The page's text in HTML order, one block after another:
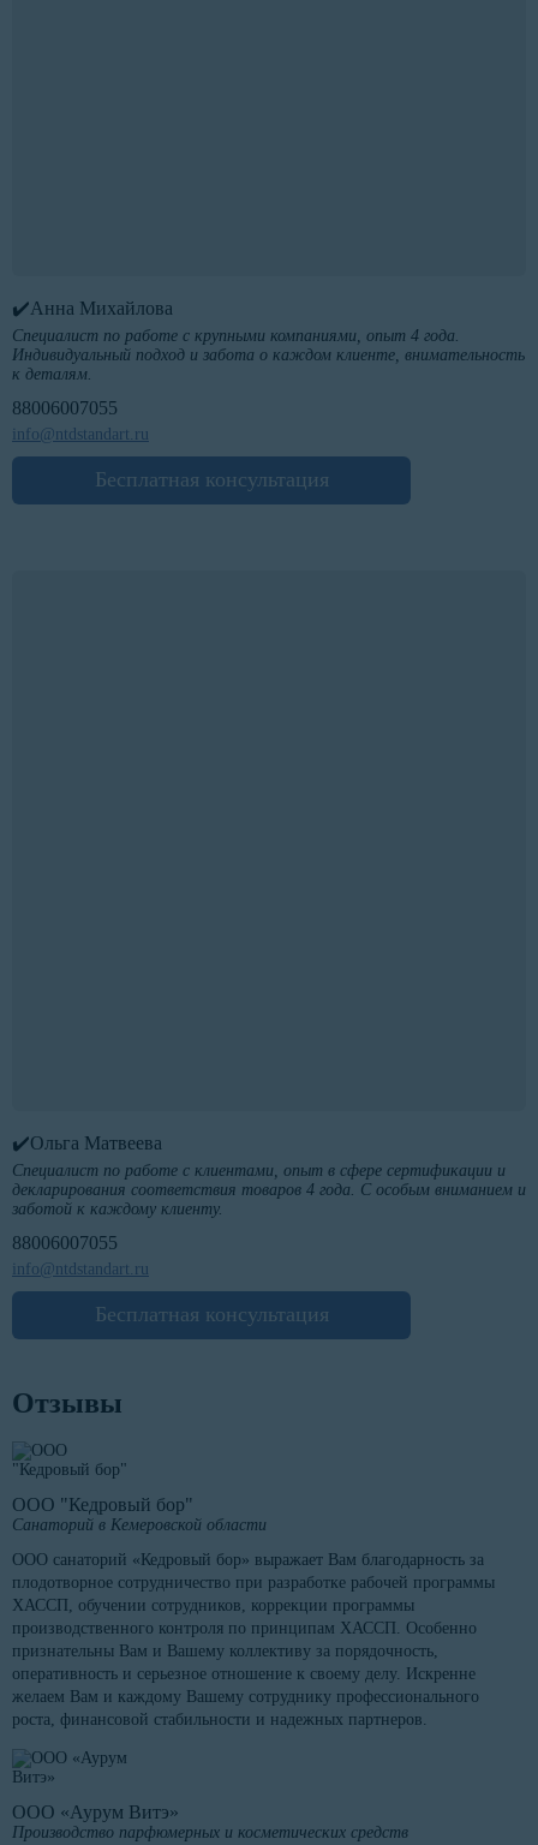
✔️Анна Михайлова
Специалист по работе с крупными компаниями, опыт 4 года.
Индивидуальный подход и забота о каждом клиенте, внимательность
к деталям.
88006007055
info@ntdstandart.ru
Бесплатная консультация
✔️Ольга Матвеева
Специалист по работе с клиентами, опыт в сфере сертификации и
декларирования соответствия товаров 4 года. С особым вниманием и
заботой к каждому клиенту.
88006007055
info@ntdstandart.ru
Бесплатная консультация
Отзывы
ООО "Кедровый бор"
Санаторий в Кемеровской области
ООО санаторий «Кедровый бор» выражает Вам благодарность за
плодотворное сотрудничество при разработке рабочей программы
ХАССП, обучении сотрудников, коррекции программы
производственного контроля по принципам ХАССП. Особенно
признательны Вам и Вашему коллективу за порядочность,
оперативность и серьезное отношение к своему делу. Искренне
желаем Вам и каждому Вашему сотруднику профессионального
роста, финансовой стабильности и надежных партнеров.
ООО «Аурум Витэ»
Производство парфюмерных и косметических средств